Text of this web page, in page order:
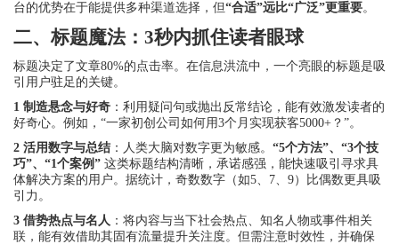
台的优势在于能提供多种渠道选择，但“合适”远比“广泛”更重要。
二、标题魔法：3秒内抓住读者眼球
标题决定了文章80%的点击率。在信息洪流中，一个亮眼的标题是吸
引用户驻足的关键。
1 制造悬念与好奇 ：利用疑问句或抛出反常结论，能有效激发读者的
好奇心。例如，“一家初创公司如何用3个月实现获客5000+？”。
2 活用数字与总结 ：人类大脑对数字更为敏感。 “5个方法”、“3个技
巧”、“1个案例” 这类标题结构清晰，承诺感强，能快速吸引寻求具
体解决方案的用户。据统计，奇数数字（如5、7、9）比偶数更具吸
引力。
3 借势热点与名人 ：将内容与当下社会热点、知名人物或事件相关
联，能有效借助其固有流量提升关注度。但需注意时效性，并确保